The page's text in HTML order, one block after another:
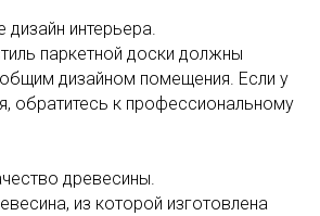
дизайн интерьера.
паркетной доски должны
дизайном помещения. Если у
обратитесь к профессиональному
древесины.
из которой изготовлена